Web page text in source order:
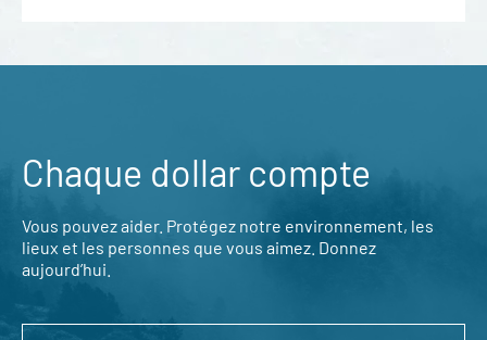
Chaque dollar compte
Vous pouvez aider. Protégez notre environnement, les
lieux et les personnes que vous aimez. Donnez
aujourd’hui.